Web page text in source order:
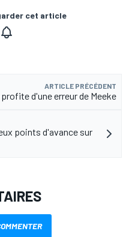
cet article
ARTICLE PRÉCÉDENT
profite d'une erreur de Meeke
points d'avance sur